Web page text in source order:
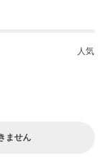
人気
ません